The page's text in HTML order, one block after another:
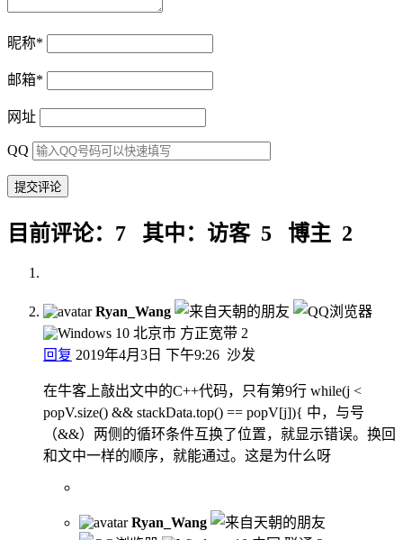
昵称*
邮箱*
网址
QQ
目前评论：7 其中：访客 5 博主 2
Ryan_Wang
北京市 方正宽带 2
回复 2019年4月3日 下午9:26 沙发
在牛客上敲出文中的C++代码，只有第9行 while(j <
popV.size() && stackData.top() == popV[j]){ 中，与号
（&&）两侧的循环条件互换了位置，就显示错误。换回
和文中一样的顺序，就能通过。这是为什么呀
Ryan_Wang